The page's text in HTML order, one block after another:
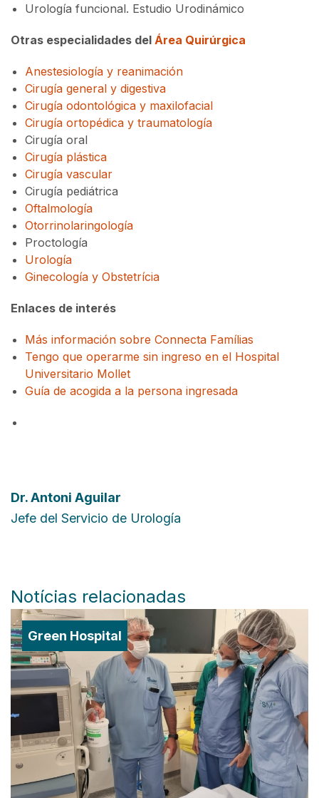
Urología funcional. Estudio Urodinámico
Otras especialidades del Área Quirúrgica
Anestesiología y reanimación
Cirugía general y digestiva
Cirugía odontológica y maxilofacial
Cirugía ortopédica y traumatología
Cirugía oral
Cirugía plástica
Cirugía vascular
Cirugía pediátrica
Oftalmología
Otorrinolaringología
Proctología
Urología
Ginecología y Obstetrícia
Enlaces de interés
Más información sobre Connecta Famílias
Tengo que operarme sin ingreso en el Hospital
Universitario Mollet
Guía de acogida a la persona ingresada
Dr.Antoni Aguilar
Jefe del Servicio de Urología
Notícias relacionadas
Green Hospital